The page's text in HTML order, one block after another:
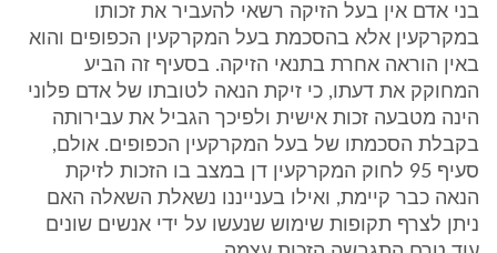
בני אדם אין בעל הזיקה רשאי להעביר את זכותו
במקרקעין אלא בהסכמת בעל המקרקעין הכפופים והוא
באין הוראה אחרת בתנאי הזיקה. בסעיף זה הביע
המחוקק את דעתו, כי זיקת הנאה לטובתו של אדם פלוני
הינה מטבעה זכות אישית ולפיכך הגביל את עבירותה
בקבלת הסכמתו של בעל המקרקעין הכפופים. אולם,
סעיף 95 לחוק המקרקעין דן במצב בו הזכות לזיקת
הנאה כבר קיימת, ואילו בענייננו נשאלת השאלה האם
ניתן לצרף תקופות שימוש שנעשו על ידי אנשים שונים